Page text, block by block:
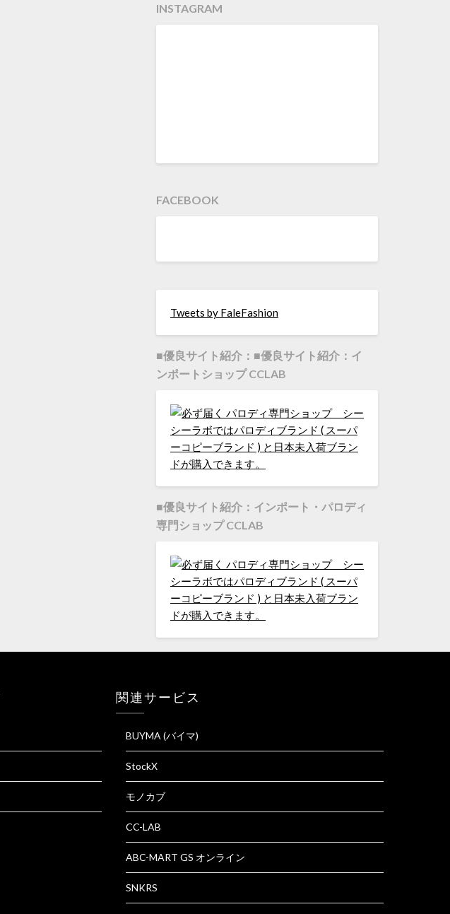
INSTAGRAM
FACEBOOK
Tweets by FaleFashion
■優良サイト紹介：■優良サイト紹介：イ
ンポートショップ CCLAB
■優良サイト紹介：インポート・パロディ
専門ショップ CCLAB
関連サービス
BUYMA (バイマ)
StockX
モノカブ
CC-LAB
ABC-MART GS オンライン
SNKRS